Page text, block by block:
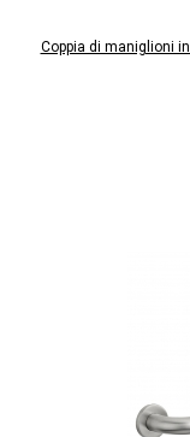
Coppia di maniglioni